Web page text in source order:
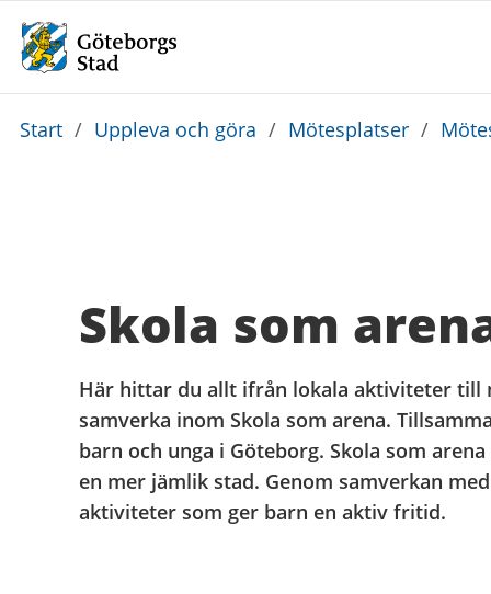
Du
Start / Uppleva och göra / Mötesplatser /
Skola som
Här hittar du allt ifrån lokala aktiviteter
samverka inom Skola som arena.
barn och unga i Göteborg. Skola som
en mer jämlik stad. Genom samverkan
aktiviteter som ger barn en aktiv fritid.